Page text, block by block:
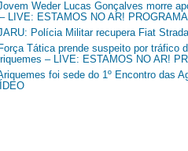
Weder Lucas Gonçalves morre
LIVE: ESTAMOS NO AR!
Polícia Militar recupera Fiat
Força Tática prende suspeito por tráfico
– LIVE: ESTAMOS NO AR!
foi sede do 1º Encontro das